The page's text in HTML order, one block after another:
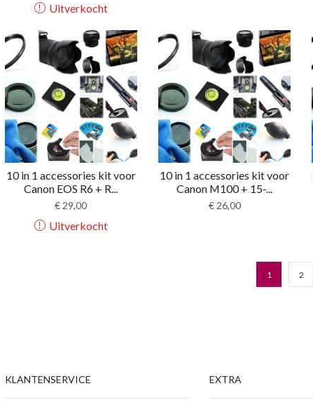
Uitverkocht
10 in 1 accessories kit voor
Canon EOS R6 + R...
€ 29,00
Uitverkocht
10 in 1 accessories kit voor
Canon M100 + 15-...
€26,00
1 2
KLANTENSERVICE EXTRA